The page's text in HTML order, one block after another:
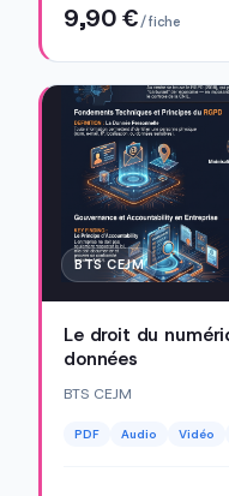
9,90 €/ fiche
BTS CEJM
Le droit du
données
BTS CEJM
PDF Audio Vidéo